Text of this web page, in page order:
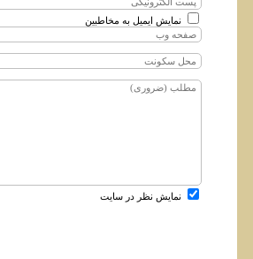
نمایش ایمیل به مخاطبین
نمایش نظر در سایت